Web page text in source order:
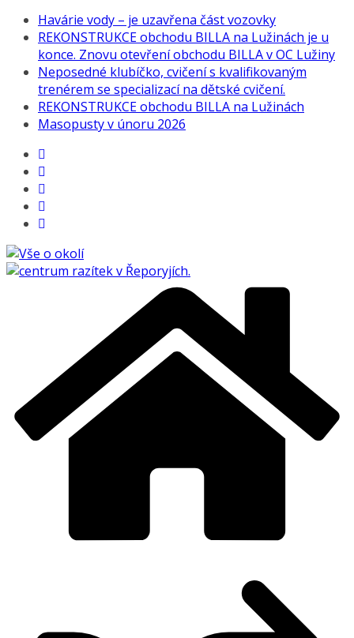
Havárie vody – je uzavřena část vozovky
REKONSTRUKCE obchodu BILLA na Lužinách je u
konce. Znovu otevření obchodu BILLA v OC Lužiny
Neposedné klubíčko, cvičení s kvalifikovaným
trenérem se specializací na dětské cvičení.
REKONSTRUKCE obchodu BILLA na Lužinách
Masopusty v únoru 2026